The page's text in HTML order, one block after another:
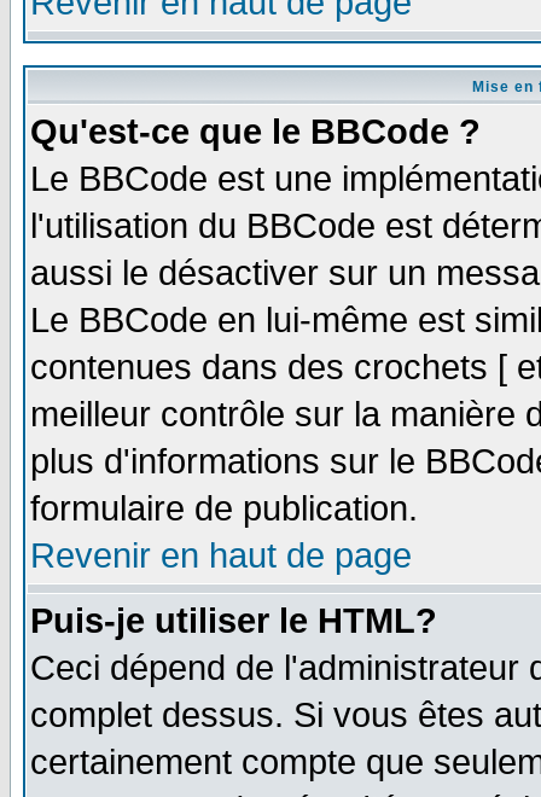
Mise
Qu'est-ce que le BBCode ?
Le BBCode est une
l'utilisation du BBCode est
aussi le désactiver sur un
Le BBCode en lui-même est
contenues dans des crochets [
meilleur contrôle sur la manière
plus d'informations sur le
formulaire de publication.
Revenir en haut de page
Puis-je utiliser le HTML?
Ceci dépend de l'administrateur
complet dessus. Si vous êtes
certainement compte que